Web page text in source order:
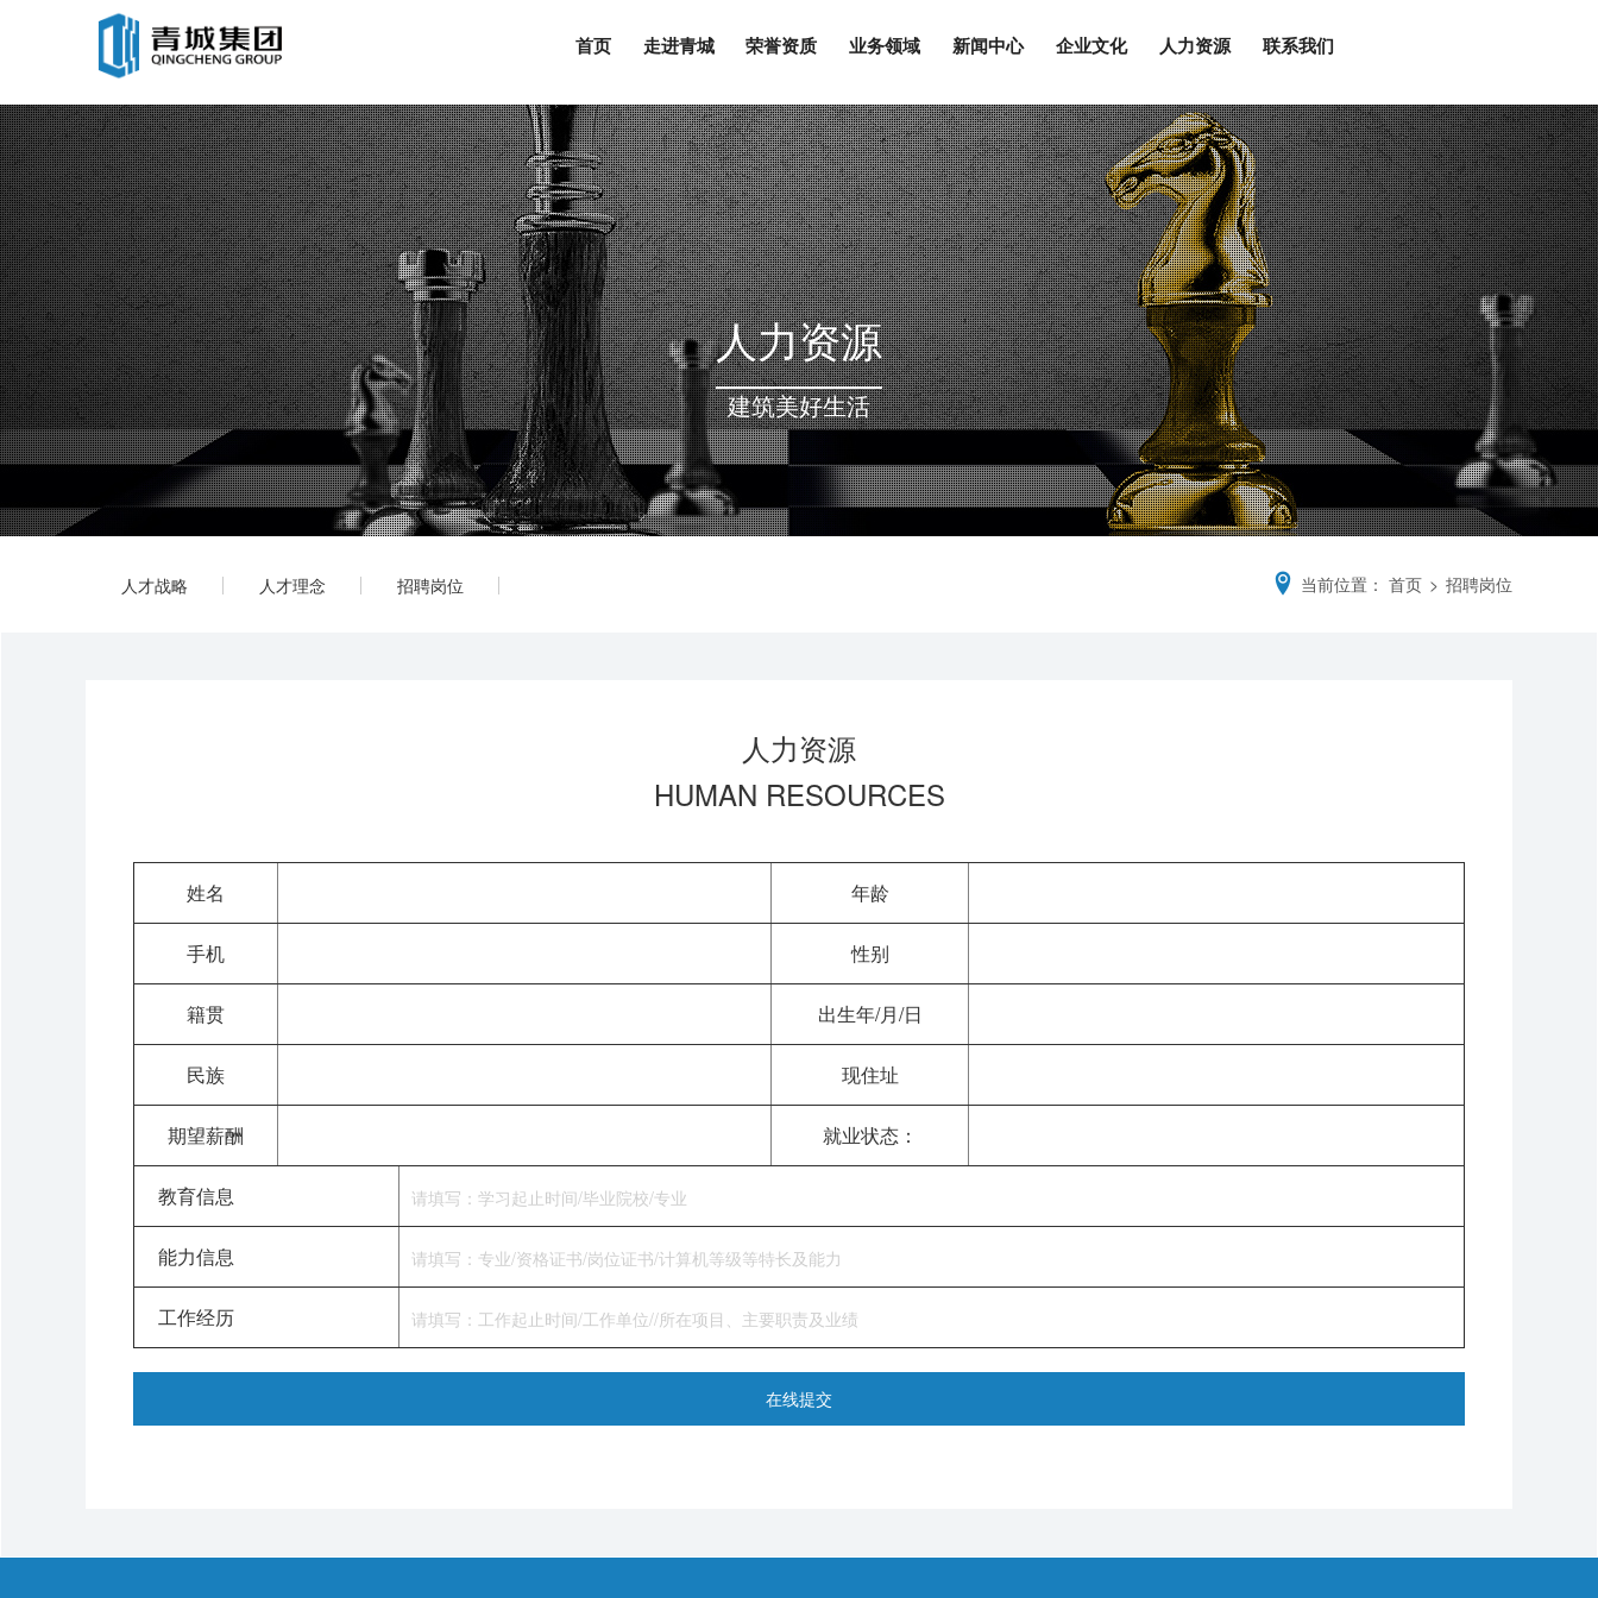
首页 走进青城
集团简介 董事长致辞 发展历程 组织架构
荣誉资质
营业执照/资质证书/安全生产许可证 三位一体体系认证 新型专利
业务领域
青城世纪 青城建工 中基久瑞 泽辉门窗
新闻中心
集团新闻 行业资讯 工程动态
企业文化
集团文化 党群建设 社会责任
人力资源
人才战略 人才理念 招聘岗位
联系我们
联系我们 动态地图
人力资源
建筑美好生活
人才战略 人才理念 招聘岗位 当前位置： 首页 > 招聘岗位
人力资源
HUMAN RESOURCES
姓名 年龄
手机 性别
籍贯 出生年/月/日
民族 现住址
期望薪酬 就业状态：
教育信息
能力信息
工作经历
在线提交